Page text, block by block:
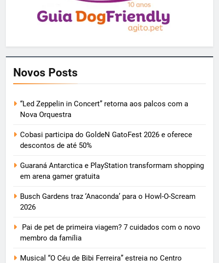
Novos Posts
“Led Zeppelin in Concert” retorna aos palcos com a
Nova Orquestra
Cobasi participa do GoldeN GatoFest 2026 e oferece
descontos de até 50%
Guaraná Antarctica e PlayStation transformam shopping
em arena gamer gratuita
Busch Gardens traz ‘Anaconda’ para o Howl-O-Scream
2026
Pai de pet de primeira viagem? 7 cuidados com o novo
membro da família
Musical “O Céu de Bibi Ferreira” estreia no Centro